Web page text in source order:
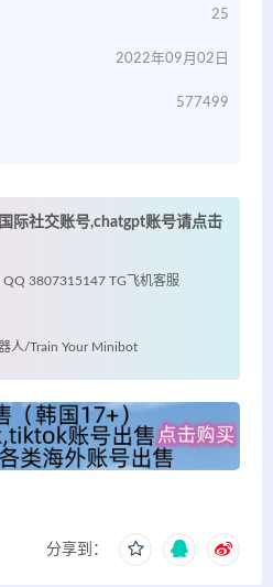
25
2022年09月02日
577499
际社交账号,chatgpt账号请点击
3807315147 TG飞机客服
人/Train Your Minibot
分享到：